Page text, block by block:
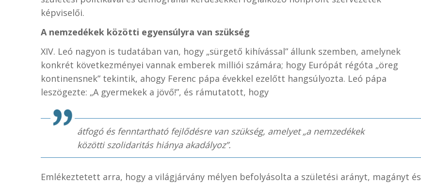
képviselői.
A nemzedékek közötti egyensúlyra van szükség
XIV. Leó nagyon is tudatában van, hogy „sürgető kihívással” állunk szemben, amelynek
konkrét következményei vannak emberek milliói számára; hogy Európát régóta „öreg
kontinensnek” tekintik, ahogy Ferenc pápa évekkel ezelőtt hangsúlyozta. Leó pápa
leszögezte: „A gyermekek a jövő!”, és rámutatott, hogy
átfogó és fenntartható fejlődésre van szükség, amelyet „a nemzedékek
közötti szolidaritás hiánya akadályoz”.
Emlékeztetett arra, hogy a világjárvány mélyen befolyásolta a születési arányt, magányt és